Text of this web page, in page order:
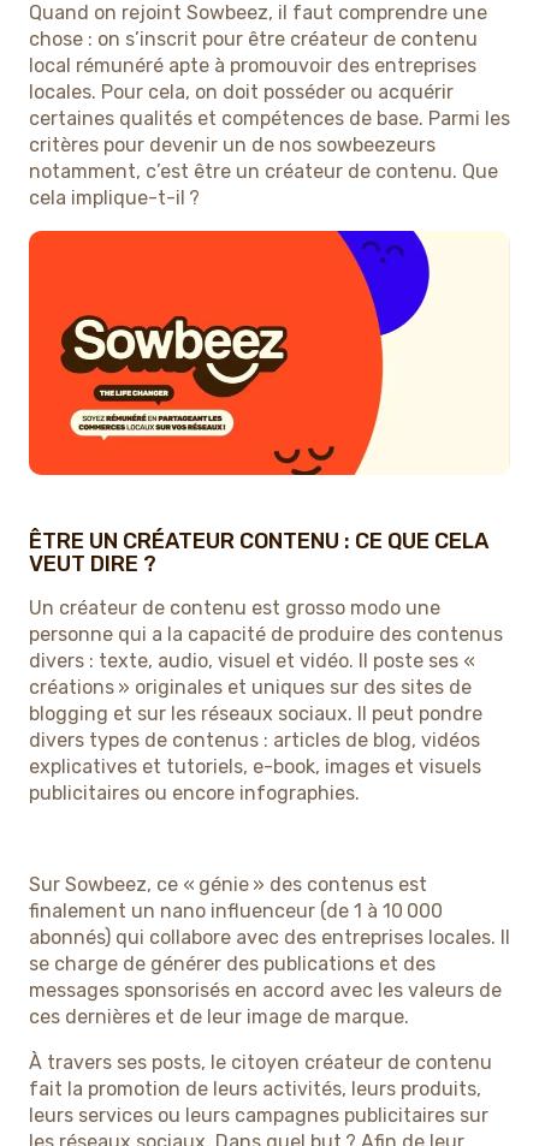
Quand on rejoint Sowbeez, il faut comprendre une
chose : on s’inscrit pour être créateur de contenu
local rémunéré apte à promouvoir des entreprises
locales. Pour cela, on doit posséder ou acquérir
certaines qualités et compétences de base. Parmi les
critères pour devenir un de nos sowbeezeurs
notamment, c’est être un créateur de contenu. Que
cela implique-t-il ?
ÊTRE UN CRÉATEUR CONTENU : CE QUE CELA
VEUT DIRE ?
Un créateur de contenu est grosso modo une
personne qui a la capacité de produire des contenus
divers : texte, audio, visuel et vidéo. Il poste ses «
créations » originales et uniques sur des sites de
blogging et sur les réseaux sociaux. Il peut pondre
divers types de contenus : articles de blog, vidéos
explicatives et tutoriels, e-book, images et visuels
publicitaires ou encore infographies.
Sur Sowbeez, ce « génie » des contenus est
finalement un nano influenceur (de 1 à 10 000
abonnés) qui collabore avec des entreprises locales. Il
se charge de générer des publications et des
messages sponsorisés en accord avec les valeurs de
ces dernières et de leur image de marque.
À travers ses posts, le citoyen créateur de contenu
fait la promotion de leurs activités, leurs produits,
leurs services ou leurs campagnes publicitaires sur